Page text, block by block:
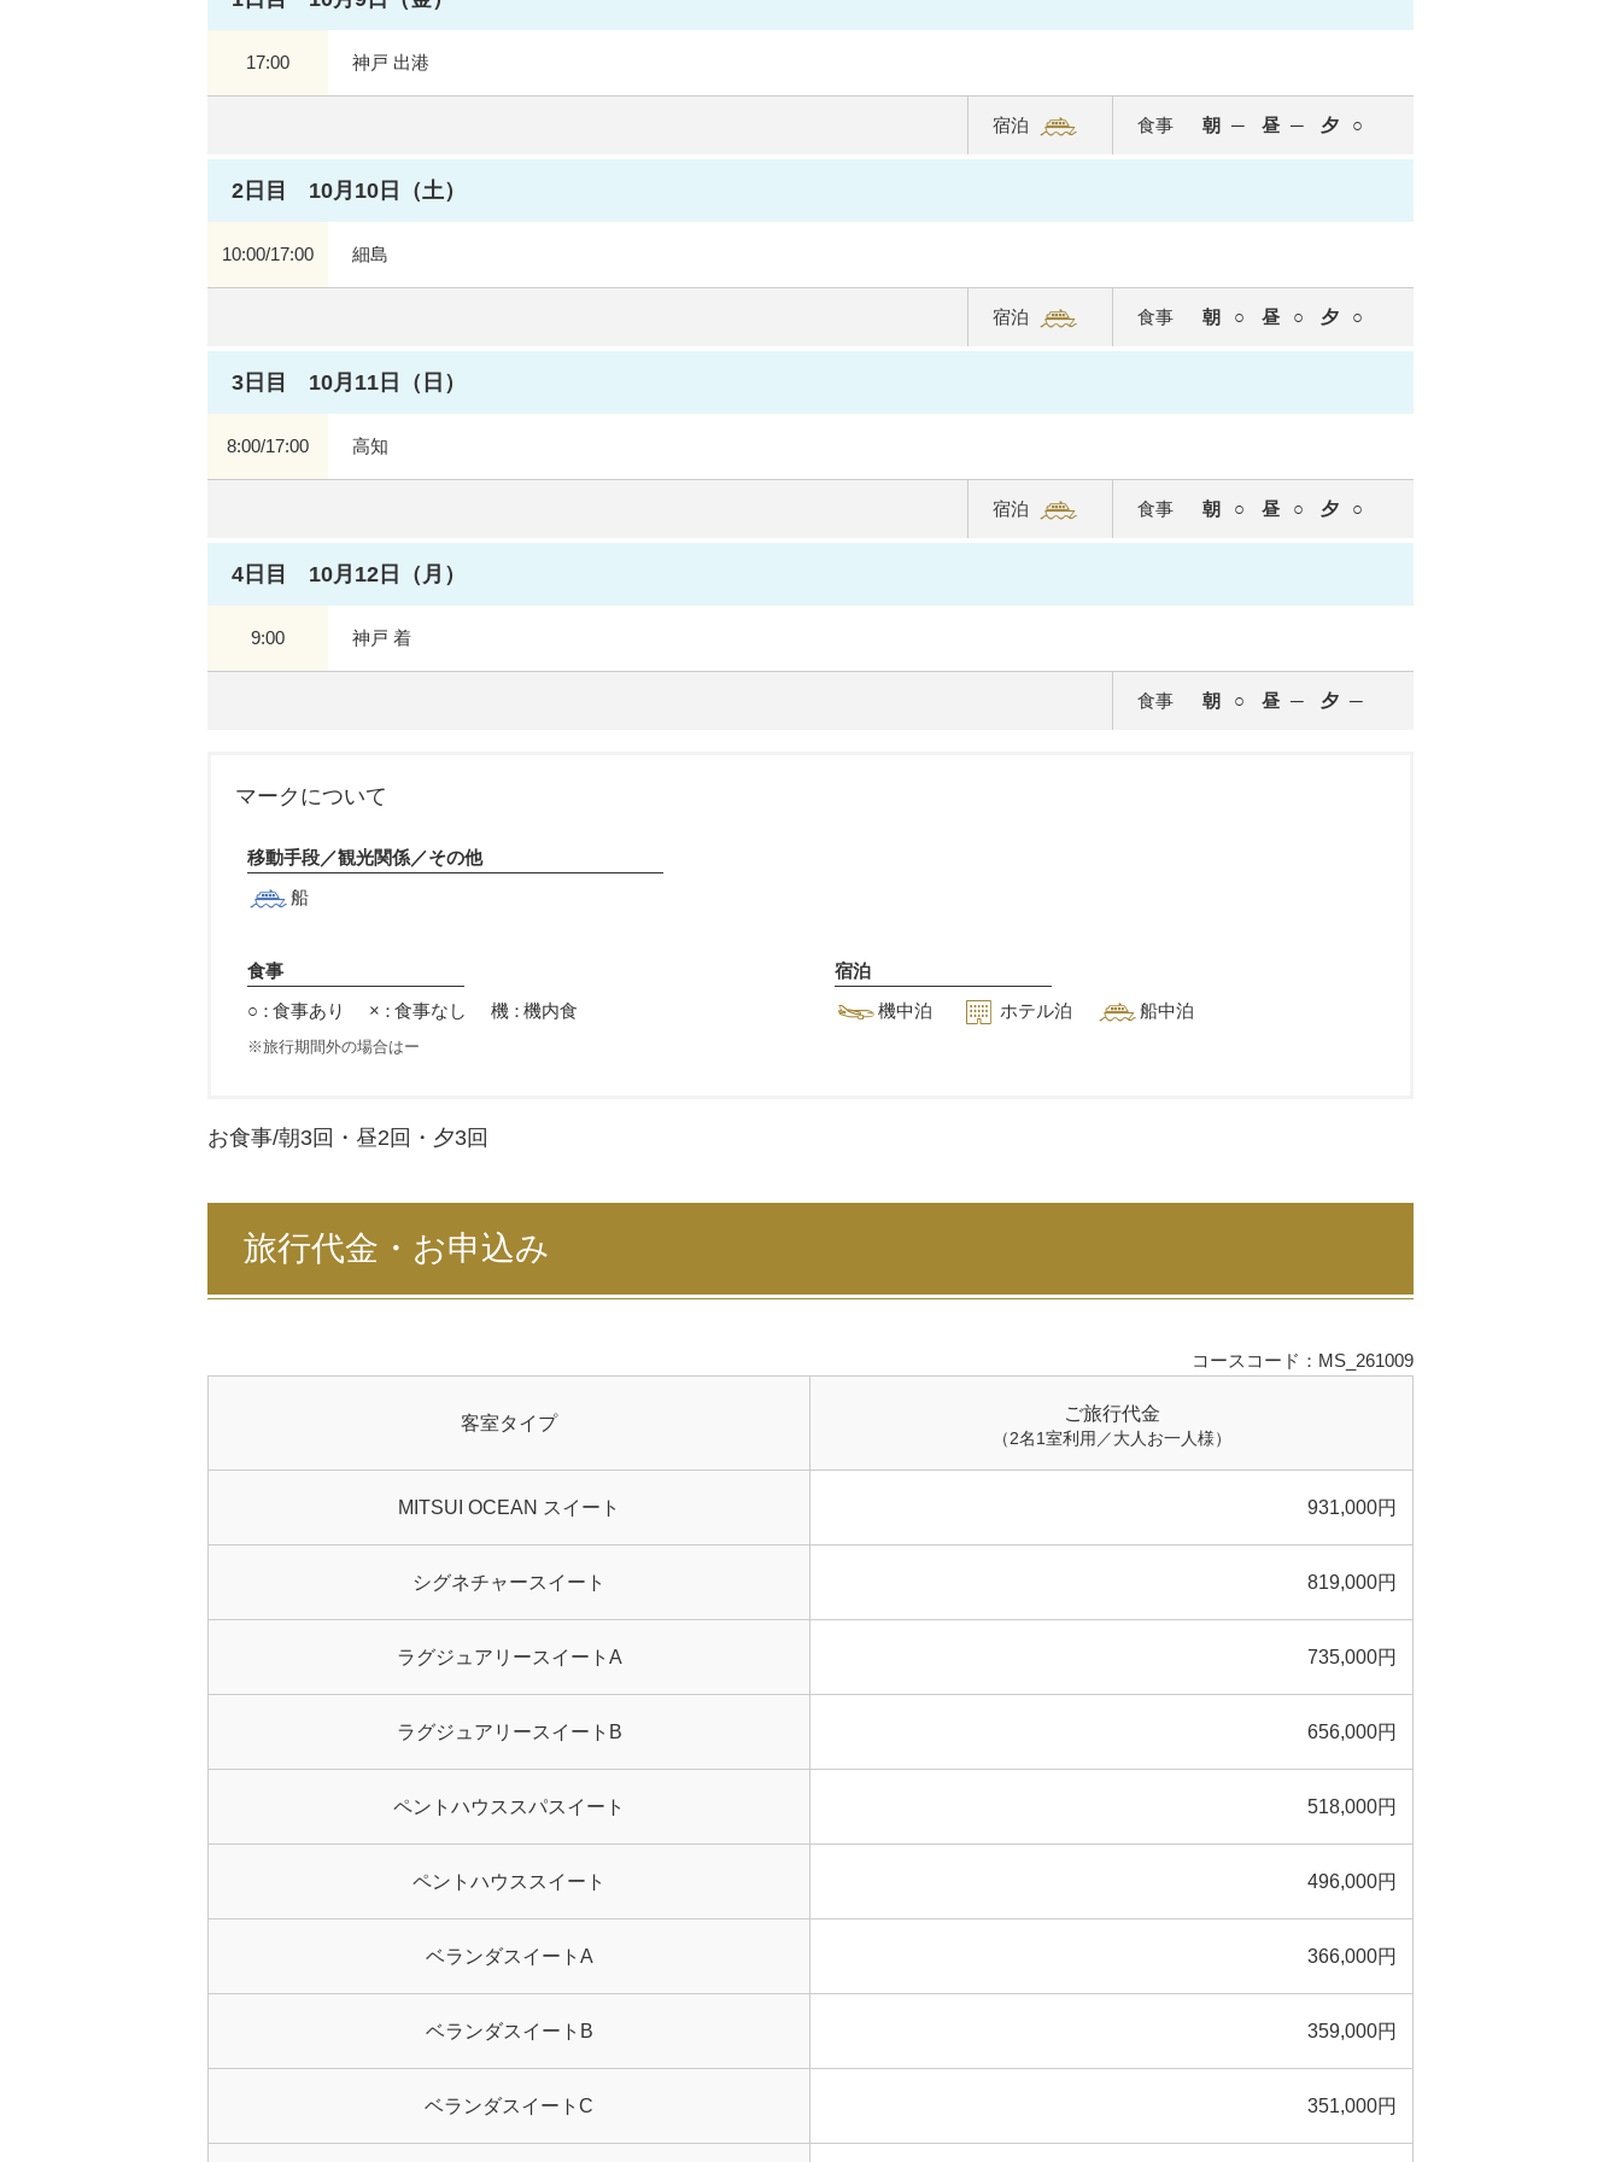
の
詳
見
17:00 神戸 出港
宿泊 食事 朝 昼 夕
2日目 10月10日（土）
10:00/17:00 細島
宿泊 食事 朝 昼 夕
3日目 10月11日（日）
8:00/17:00 高知
宿泊 食事 朝 昼 夕
4日目 10月12日（月）
9:00 神戸 着
食事 朝 昼 夕
マークについて
移動手段／観光関係／その他
船
食事
○： 食事あり ×： 食事なし 機： 機内食
旅行期間外の場合はー
宿泊
機中泊
ホテル泊 船中泊
お食事/朝3回・昼2 回・夕3回
旅行代金・お申込み
コースコード：MS_261009
客室タイプ ご旅行代金
（2名1室利用／大人お一人様）
MITSUI OCEAN スイート 931,000円
シグネチャースイート 819,000円
ラグジュアリースイートA 735,000円
ラグジュアリースイートB 656,000円
ペントハウススパスイート 518,000円
ペントハウススイート 496,000円
ベランダスイートA 366,000円
ベランダスイートB 359,000円
ベランダスイートC 351,000円